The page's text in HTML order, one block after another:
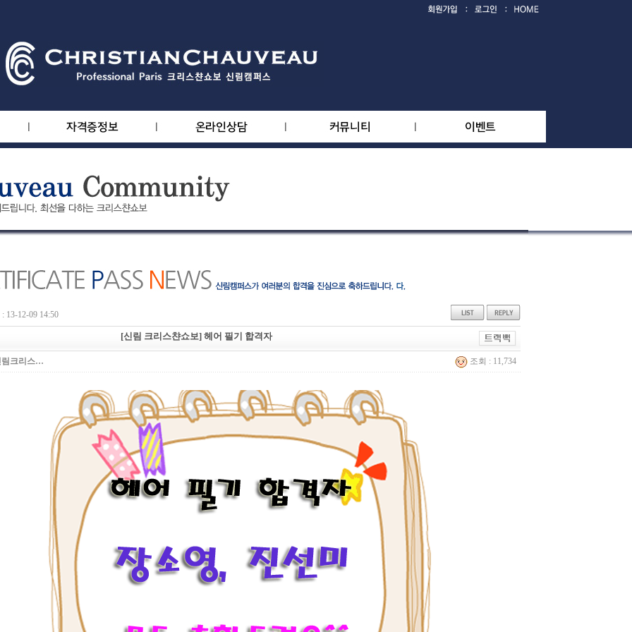
13-12-09 14:50
[신림 크리스챤쇼보] 헤어 필기 합격자
림크리스… 조회 : 11,734